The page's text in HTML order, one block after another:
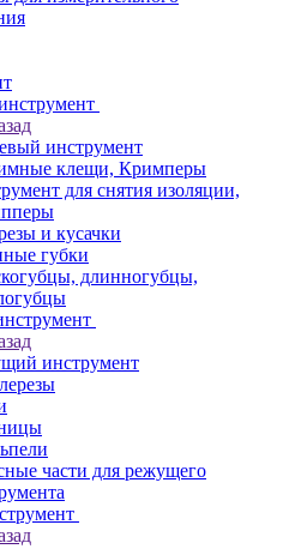
инструмент
клещи, Кримперы
для снятия изоляции,
и кусачки
губки
длинногубцы,
инструмент
части для режущего